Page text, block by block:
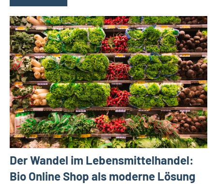
Der Wandel im Lebensmittelhandel:
Bio Online Shop als moderne Lösung